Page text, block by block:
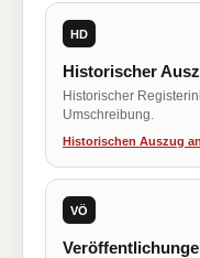
HD
Historischer
Historischer
Umschreibung.
Historischen Auszug
VÖ